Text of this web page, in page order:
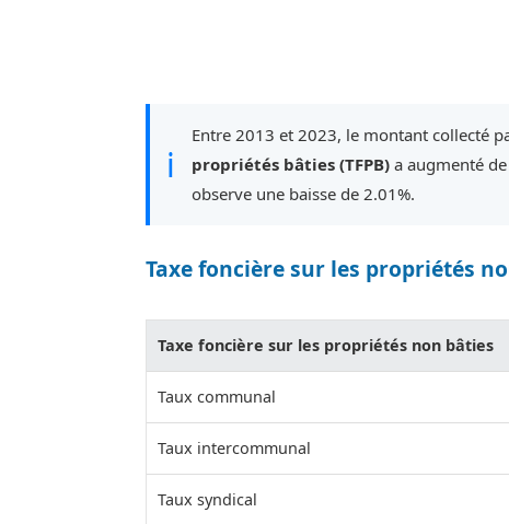
ℹ
Entre 2013 et 2023, le montant collecté
propriétés bâties (TFPB) a augmenté
observe une baisse de 2.01%.
Taxe foncière sur les propriétés
Taxe foncière sur les propriétés non bâties
Taux communal
Taux intercommunal
Taux syndical